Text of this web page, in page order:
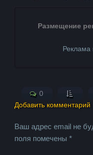
Размещение
Реклама
0
Добавить комментарий
Ваш адрес email не
поля помечены*